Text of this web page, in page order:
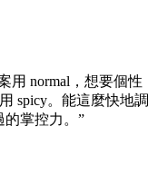
用 normal，想要個性
spicy。能這麼快地調
掌控力。 ”